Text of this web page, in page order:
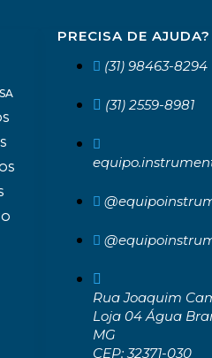
PRECISA DE AJUDA?
(31) 98463-8294
(31) 2559-8981
Rua Joaquim
Loja 04 Água
MG
CEP: 32371-030